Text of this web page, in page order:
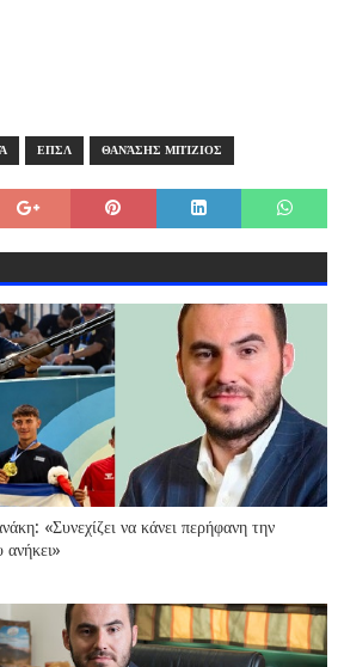
ΕΠΣΛ ΘΑΝΆΣΗΣ ΜΠΊΖΙΟΣ
«Συνεχίζει να κάνει περήφανη την